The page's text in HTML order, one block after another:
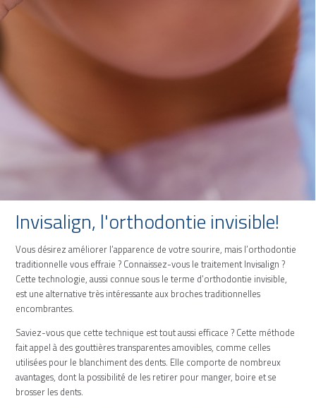
Invisalign, l'orthodontie invisible!
Vous désirez améliorer l’apparence de votre sourire, mais l’orthodontie
traditionnelle vous effraie ? Connaissez-vous le traitement Invisalign ?
Cette technologie, aussi connue sous le terme d’orthodontie invisible,
est une alternative très intéressante aux broches traditionnelles
encombrantes.
Saviez-vous que cette technique est tout aussi efficace ? Cette méthode
fait appel à des gouttières transparentes amovibles, comme celles
utilisées pour le blanchiment des dents. Elle comporte de nombreux
avantages, dont la possibilité de les retirer pour manger, boire et se
brosser les dents.